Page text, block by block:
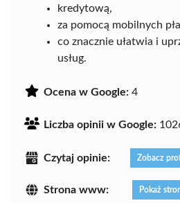
kredytową,
za pomocą mobilnych
co znacznie ułatwia i
usług.
Ocena w Google: 4
Liczba opinii w Google:
Czytaj opinie: Zobacz
Strona www: Pokaż